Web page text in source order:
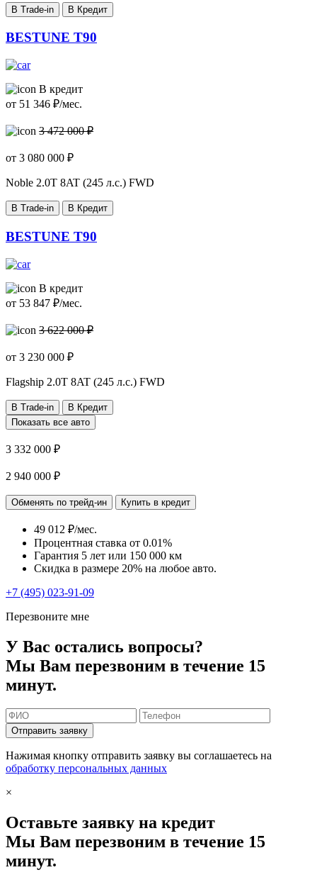
В Trade-in В Кредит
BESTUNE T90
В кредит
от 51 346 ₽/мес.
3 472 000 ₽
от 3 080 000 ₽
Noble 2.0T 8AT (245 л.с.) FWD
В Trade-in В Кредит
BESTUNE T90
В кредит
от 53 847 ₽/мес.
3 622 000 ₽
от 3 230 000 ₽
Flagship 2.0T 8AT (245 л.с.) FWD
В Trade-in
В Кредит
Показать все авто
3 332 000 ₽
2 940 000 ₽
Обменять по трейд-ин Купить в кредит
49 012 ₽/мес.
Процентная ставка от 0.01%
Гарантия 5 лет или 150 000 км
Скидка в размере 20% на любое авто.
+7 (495) 023-91-09
Перезвоните мне
У Вас остались вопросы?
Мы Вам перезвоним в течение 15
минут.
Отправить заявку
Нажимая кнопку отправить заявку вы соглашаетесь на
обработку персональных данных
×
Оставьте заявку на кредит
Мы Вам перезвоним в течение 15
минут.